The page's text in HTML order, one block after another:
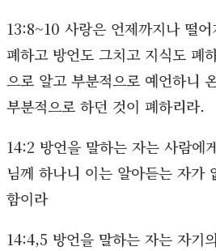
13:8~10 사랑은 언제까지나 떨
폐하고 방언도 그치고 지식도 폐
으로 알고 부분적으로 예언하니
부분적으로 하던 것이 폐하리라.
14:2 방언을 말하는 자는 사람에
님께 하나니 이는 알아듣는 자가
함이라
14:4,5 방언을 말하는 자는 자기